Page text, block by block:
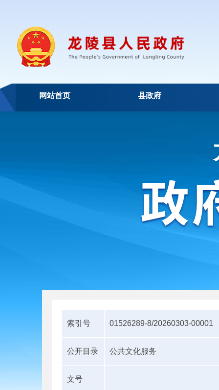
网站首页 县政府
索引号 01526289-8/20260303-00001
公开目录 公共文化服务
文号